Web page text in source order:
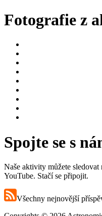
Fotografie z
Spojte se s
Naše aktivity můžete
YouTube. Stačí se připojit.
Všechny nejnovější